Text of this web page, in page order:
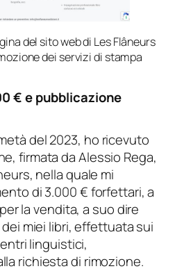
del sito web di Les Flâneurs
dei servizi di stampa
€ e pubblicazione
del 2023, ho ricevuto
firmata da Alessio Rega,
nella quale mi
di 3.000 € forfettari, a
la vendita, a suo dire
dei miei libri, effettuata sui
linguistici,
richiesta di rimozione.